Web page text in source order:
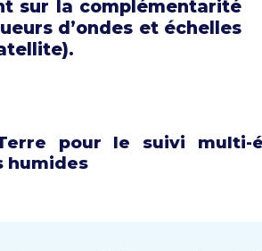
sur la complémentarité
d’ondes et échelles
pour le suivi multi-
humides